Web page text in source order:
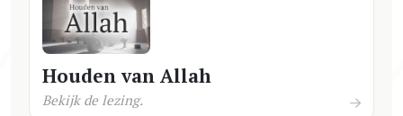
Houden van Allah
Bekijk de lezing.